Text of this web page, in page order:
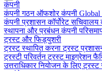
कंपनी
कंपनी गठनऑफशोर कंपनी Global
कंपनी प्रशासनकॉर्पोरेट सचिवालय
स्थापना और प्रबंधनकंपनी
ट्रस्ट और फिड्युशरी
ट्रस्ट स्थापित करनाट्रस्ट
ट्रस्टी परिवर्तनट्रस्ट माइग्रेशन
उत्तराधिकार नियोजन के लिए ट्रस्ट